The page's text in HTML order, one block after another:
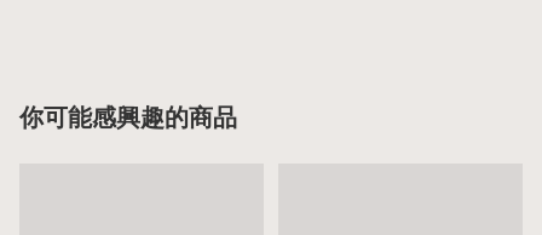
你可能感興趣的商品